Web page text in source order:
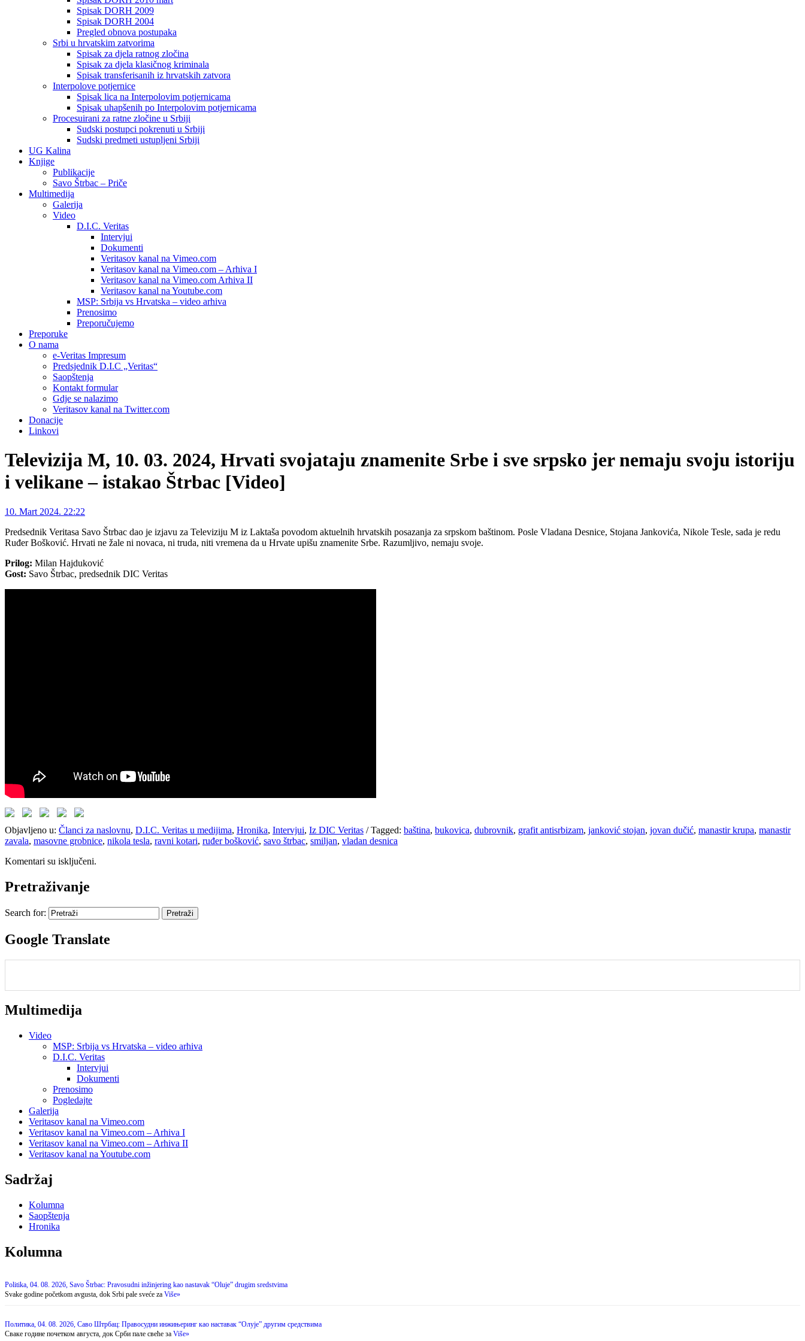
Spisak DORH 2009
Spisak DORH 2004
Pregled obnova postupaka
Srbi u hrvatskim zatvorima
Spisak za djela ratnog zločina
Spisak za djela klasičnog kriminala
Spisak transferisanih iz hrvatskih zatvora
Interpolove potjernice
Spisak lica na Interpolovim potjernicama
Spisak uhapšenih po Interpolovim potjernicama
Procesuirani za ratne zločine u Srbiji
Sudski postupci pokrenuti u Srbiji
Sudski predmeti ustupljeni Srbiji
UG Kalina
Knjige
Publikacije
Savo Štrbac – Priče
Multimedija
Galerija
Video
D.I.C. Veritas
Intervjui
Dokumenti
Veritasov kanal na Vimeo.com
Veritasov kanal na Vimeo.com – Arhiva I
Veritasov kanal na Vimeo.com Arhiva II
Veritasov kanal na Youtube.com
MSP: Srbija vs Hrvatska – video arhiva
Prenosimo
Preporučujemo
Preporuke
O nama
e-Veritas Impresum
Predsjednik D.I.C „Veritas“
Saopštenja
Kontakt formular
Gdje se nalazimo
Veritasov kanal na Twitter.com
Donacije
Linkovi
Televizija M, 10. 03. 2024, Hrvati svojataju znamenite Srbe i sve srpsko jer nemaju svoju istoriju
i velikane – istakao Štrbac [Video]
10. Mart 2024. 22:22
Predsednik Veritasa Savo Štrbac dao je izjavu za Televiziju M iz Laktaša povodom aktuelnih hrvatskih posazanja za srpskom baštinom. Posle Vladana Desnice, Stojana Jankovića, Nikole Tesle, sada je redu
Ruđer Bošković. Hrvati ne žale ni novaca, ni truda, niti vremena da u Hrvate upišu znamenite Srbe. Razumljivo, nemaju svoje.
Prilog: Milan Hajduković
Gost: Savo Štrbac, predsednik DIC Veritas
Objavljeno u: Članci za naslovnu, D.I.C. Veritas u medijima, Hronika, Intervjui, Iz DIC Veritas /Tagged: baština, bukovica, dubrovnik, grafit antisrbizam, janković stojan, jovan dučić, manastir krupa, manastir
zavala, masovne grobnice, nikola tesla, ravni kotari, ruđer bošković, savo štrbac, smiljan, vladan desnica
Komentari su isključeni.
Pretraživanje
Search for:
Google Translate
Multimedija
Video
MSP: Srbija vs Hrvatska – video arhiva
D.I.C. Veritas
Intervjui
Dokumenti
Prenosimo
Pogledajte
Galerija
Veritasov kanal na Vimeo.com
Veritasov kanal na Vimeo.com – Arhiva I
Veritasov kanal na Vimeo.com – Arhiva II
Veritasov kanal na Youtube.com
Sadržaj
Kolumna
Saopštenja
Hronika
Kolumna
Politika, 04. 08. 2026, Savo Štrbac: Pravosudni inžinjering kao nastavak “Oluje” drugim sredstvima
Svake godine početkom avgusta, dok Srbi pale sveće za Više»
Политика, 04. 08. 2026, Саво Штрбац: Правосудни инжињеринг као наставак “Олује” другим средствима
Сваке године почетком августа, док Срби пале свеће за Više»